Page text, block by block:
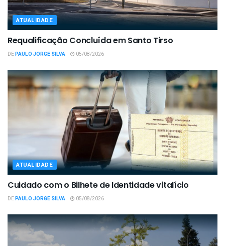
ATUALIDADE
Requalificação Concluída em Santo Tirso
DEPAULO JORGE SILVA 05/08/2026
ATUALIDADE
Cuidado com o Bilhete de Identidade vitalício
DEPAULO JORGE SILVA 05/08/2026